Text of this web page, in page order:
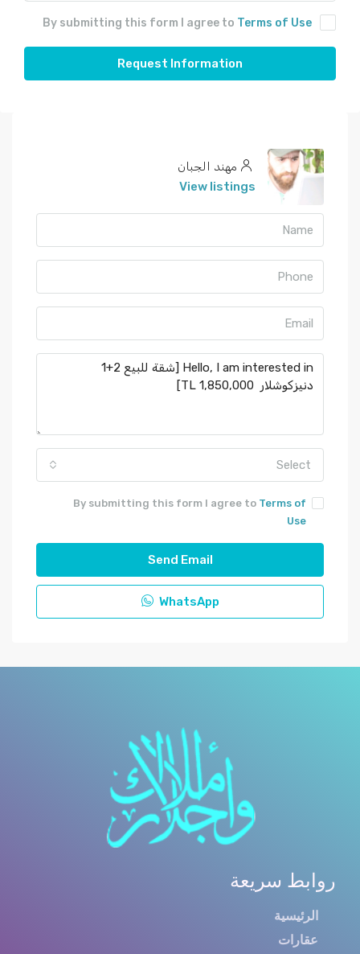
By submitting this form I agree to Terms of Use
Request Information
مهند الجبان
View listings
Select
By submitting this form I agree to Terms of
Use
Send Email
WhatsApp
روابط سريعة
الرئيسية
عقارات